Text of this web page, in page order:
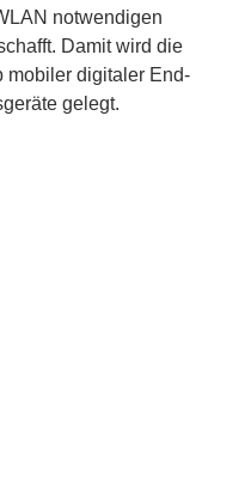
notwendigen
Damit wird die
mobiler digitaler End-
gelegt.